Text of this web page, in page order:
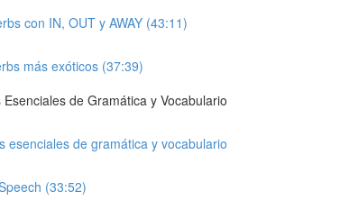
con IN, OUT y AWAY (43:11)
más exóticos (37:39)
de Gramática y Vocabulario
esenciales de gramática y vocabulario
(33:52)